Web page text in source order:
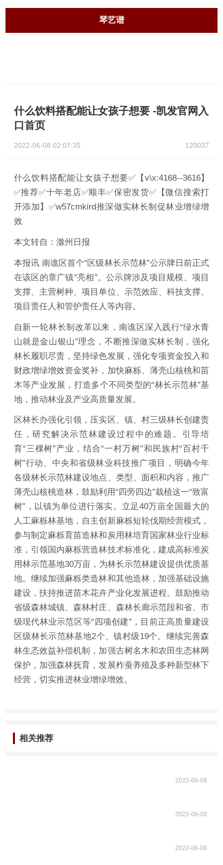
琴艺谱
什么饮料搭配能让女孩子想要 -凯发官网入
口首页
2022-06-08 02:07:35 120037
什么饮料搭配能让女孩子想要✅【v\x:4168--3616】
✅推荐✅十年老店✅顺丰✅保密发货✅【微信搜索打
开添加】✅w57cmkird推深做实林长制促林业增绿增
效
本文转自：滁州日报
本报讯 南谯区首个“区级林长示范林”公示牌日前正式
在该区的章广镇“亮相”。公示牌涉及项目规模、项目
支撑、主营树种、项目单位、示范效应、科技支撑、
项目责任人和管护责任人等内容。
自新一轮林长制改革以来，南谯区深入践行“绿水青
山就是金山银山”理念，不断推深做实林长制，强化
林长履职尽责，坚持绿色发展，强化专项资金投入和
财政增绿增效资金奖补，加快麻栎、薄壳山核桃和苗
木等产业发展，打造多个不同类型的“林长示范林”基
地，推动林业及产业高质量发展。
区林长办强化引领，压实区、镇、村三级林长创建责
任，研究解决示范林建设过程中的难题。引导培
育“三棵树”产业，结合“一村万树”和民族村“百村千
树”行动、中央和省级林业科技推广项目，明确今年
各级林长示范林建设地点、类型、面积和内容，推广
薄壳山核桃造林，鼓励利用“四旁四边”栽植这一“致富
树”，以镇为单位进行落实。立足40万亩全国最大的
人工麻栎林基地，自主创新麻栎短轮伐期经营模式，
参与制定麻栎育苗造林和炭用林培育国家林业行业标
准，引领国内麻栎营造林技术标准化，建成高标准炭
用林示范基地30万亩，为林长示范林建设提供优质基
地。继续加强麻栎类造林和其他造林，加强基础设施
建设，扶持推进苗木花卉产业化发展进程。鼓励推动
省级森林城镇、森林村庄、森林长廊示范段和省、市
级现代林业示范区等“四项创建”，目前正高质量建设
区级林长示范林基地2个、镇村级19个。继续完善森
林生态效益补偿机制，加强古树名木和农田生态林网
保护，加强森林抚育，发展柞蚕养殖及多种新型林下
经营，切实推进林业增绿增效。
相关推荐
2022-06-08
2022-06-08
2022-06-08